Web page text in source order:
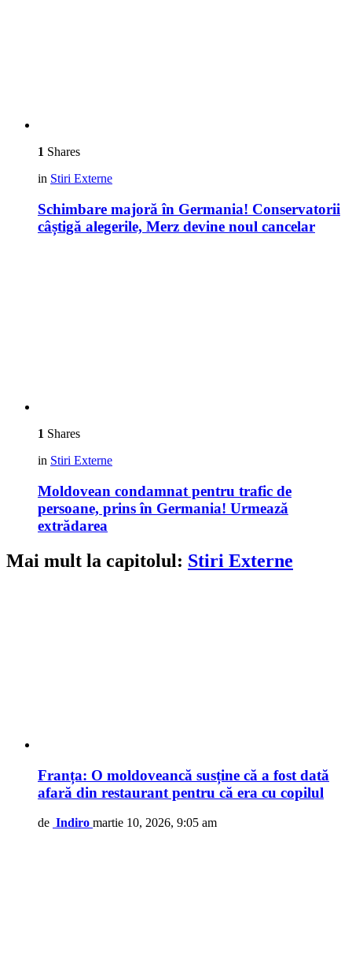
1 Shares
in Stiri Externe
Schimbare majoră în Germania! Conservatorii
câștigă alegerile, Merz devine noul cancelar
1 Shares
in Stiri Externe
Moldovean condamnat pentru trafic de
persoane, prins în Germania! Urmează
extrădarea
Mai mult la capitolul: Stiri Externe
Franța: O moldoveancă susține că a fost dată
afară din restaurant pentru că era cu copilul
de Indiro martie 10, 2026, 9:05 am